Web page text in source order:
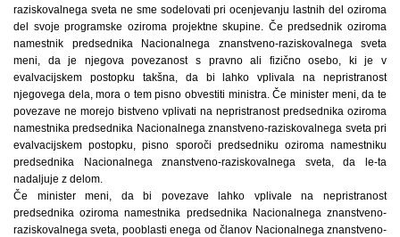
raziskovalnega sveta ne sme sodelovati pri ocenjevanju lastnih del oziroma
del svoje programske oziroma projektne skupine. Če predsednik oziroma
namestnik predsednika Nacionalnega znanstveno-raziskovalnega sveta
meni, da je njegova povezanost s pravno ali fizično osebo, ki je v
evalvacijskem postopku takšna, da bi lahko vplivala na nepristranost
njegovega dela, mora o tem pisno obvestiti ministra. Če minister meni, da te
povezave ne morejo bistveno vplivati na nepristranost predsednika oziroma
namestnika predsednika Nacionalnega znanstveno-raziskovalnega sveta pri
evalvacijskem postopku, pisno sporoči predsedniku oziroma namestniku
predsednika Nacionalnega znanstveno-raziskovalnega sveta, da le-ta
nadaljuje z delom.
Če minister meni, da bi povezave lahko vplivale na nepristranost
predsednika oziroma namestnika predsednika Nacionalnega znanstveno-
raziskovalnega sveta, pooblasti enega od članov Nacionalnega znanstveno-